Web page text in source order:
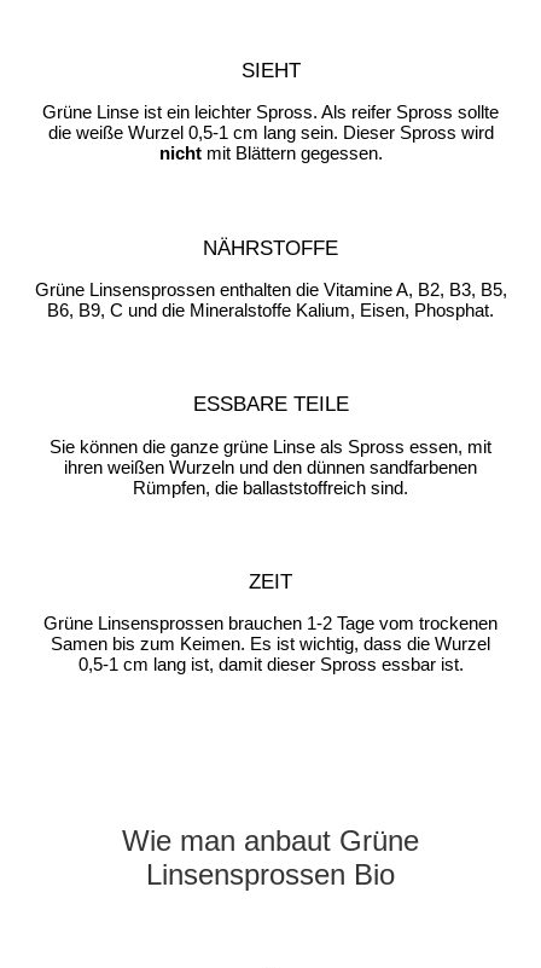
SIEHT
Grüne Linse ist ein leichter Spross. Als reifer Spross sollte
die weiße Wurzel 0,5-1 cm lang sein. Dieser Spross wird
nichtmit Blättern gegessen.
NÄHRSTOFFE
Grüne Linsensprossen enthalten die Vitamine A, B2, B3, B5,
B6, B9, C und die Mineralstoffe Kalium, Eisen, Phosphat.
ESSBARE TEILE
Sie können die ganze grüne Linse als Spross essen, mit
ihren weißen Wurzeln und den dünnen sandfarbenen
Rümpfen, die ballaststoffreich sind.
ZEIT
Grüne Linsensprossen brauchen 1-2 Tage vom trockenen
Samen bis zum Keimen. Es ist wichtig, dass die Wurzel
0,5-1 cm lang ist, damit dieser Spross essbar ist.
Wie man anbaut Grüne
Linsensprossen Bio